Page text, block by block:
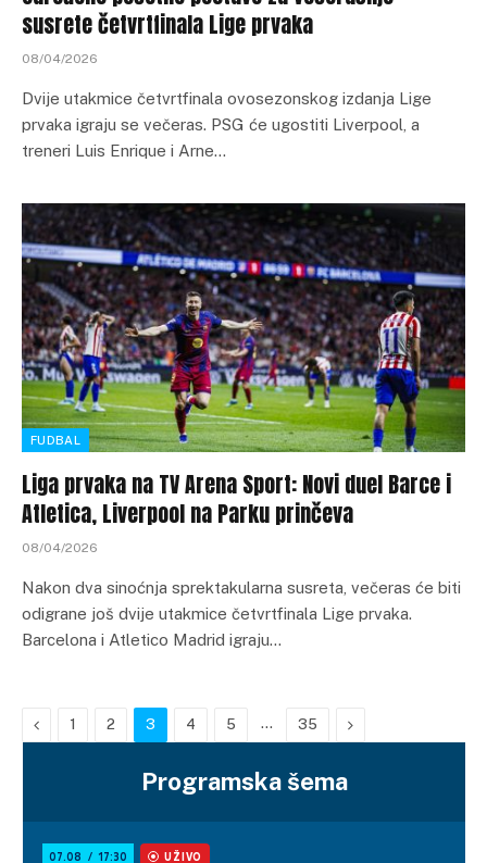
susrete četvrtfinala Lige prvaka
08/04/2026
Dvije utakmice četvrtfinala ovosezonskog izdanja Lige
prvaka igraju se večeras. PSG će ugostiti Liverpool, a
treneri Luis Enrique i Arne…
FUDBAL
Liga prvaka na TV Arena Sport: Novi duel Barce i
Atletica, Liverpool na Parku prinčeva
08/04/2026
Nakon dva sinoćnja sprektakularna susreta, večeras će biti
odigrane još dvije utakmice četvrtfinala Lige prvaka.
Barcelona i Atletico Madrid igraju…
Previous
1 2 3 4 5 … 35 Next
Programska šema